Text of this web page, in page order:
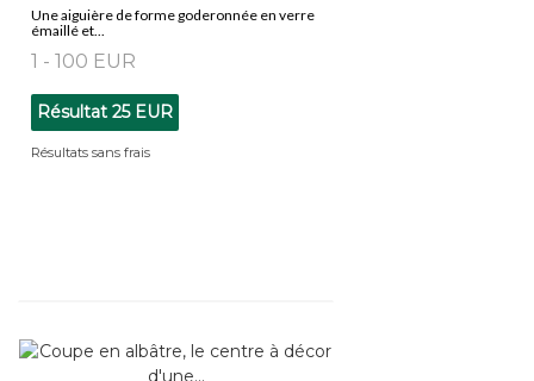
Une aiguière de forme goderonnée en verre
émaillé et...
1 - 100 EUR
Résultat 25 EUR
Résultats sans frais